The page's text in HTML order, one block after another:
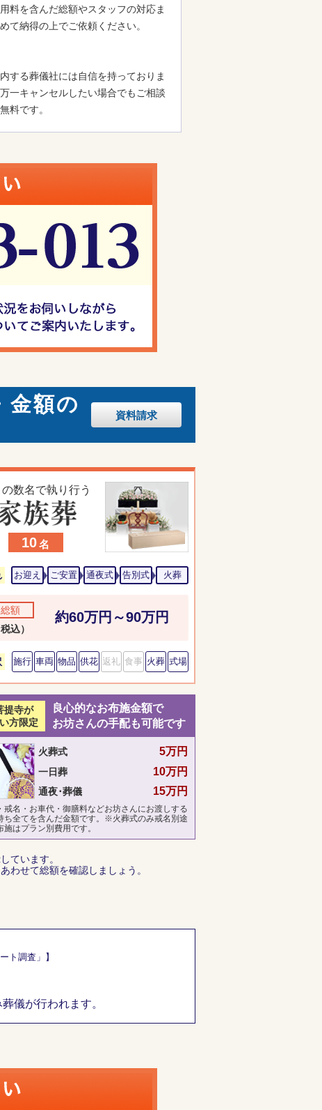
料を含んだ総額やスタッフの対応ま
て納得の上でご依頼ください。
する葬儀社には自信を持っておりま
一キャンセルしたい場合でもご相談
料です。
金額の
資料請求
数名で執り行う
10名
お迎え ご安置 通夜式 告別式 火葬
総額
税込）
約60万円～90万円
施行 車両 物品 供花 返礼 食事 火葬 式場
提寺が
方限定
良心的なお布施金額で
お坊さんの手配も可能です
火葬式 5万円
一日葬 10万円
通夜･葬儀 15万円
戒名・お車代・御膳料などお坊さんにお渡しする
ち全てを含んだ金額です。※火葬式のみ戒名別途
はプラン別費用です。
ています。
わせて総額を確認しましょう。
ト調査」】
儀が行われます。